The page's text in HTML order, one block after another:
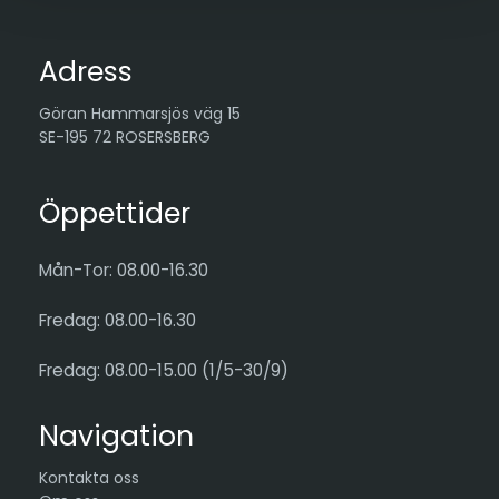
Adress
Göran Hammarsjös väg 15
SE-195 72 ROSERSBERG
Öppettider
Mån-Tor: 08.00-16.30
Fredag: 08.00-16.30
Fredag: 08.00-15.00 (1/5-30/9)
Navigation
Kontakta oss